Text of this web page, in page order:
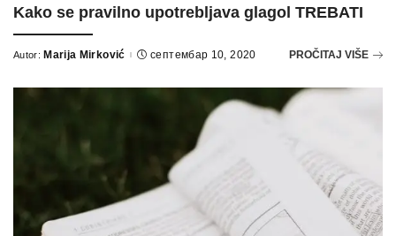
Kako se pravilno upotrebljava glagol TREBATI
Posted
Autor: Marija Mirković септембар 10, 2020 PROČITAJ VIŠE